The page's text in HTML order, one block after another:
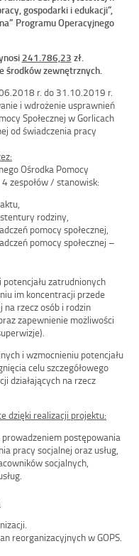
gospodarki i edukacji”,
Programu Operacyjnego
241.786,23 zł.
środków zewnętrznych.
r. do 31.10.2019 r.
i wdrożenie usprawnień
Społecznej w Gorlicach
od świadczenia pracy
Ośrodka Pomocy
zespołów / stanowisk:
rodziny,
pomocy społecznej,
pomocy społecznej –
zatrudnionych
im koncentracji przede
rzecz osób i rodzin
zapewnienie możliwości
i wzmocnieniu potencjału
celu szczegółowego
działających na rzecz
dzięki realizacji projektu:
postępowania
pracy socjalnej oraz usług,
socjalnych,
reorganizacyjnych w GOPS.